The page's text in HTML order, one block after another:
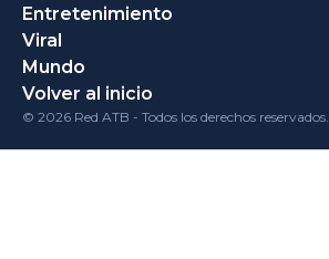
Entretenimiento
Viral
Mundo
Volver al inicio
© 2026 Red ATB - Todos los derechos reservados.